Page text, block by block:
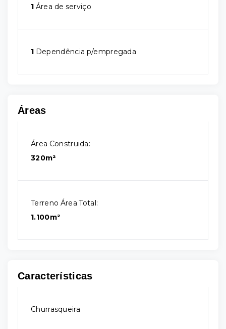
1 Área de serviço
1 Dependência p/empregada
Áreas
Área Construida:
320m²
Terreno Área Total:
1.100m²
Características
Churrasqueira